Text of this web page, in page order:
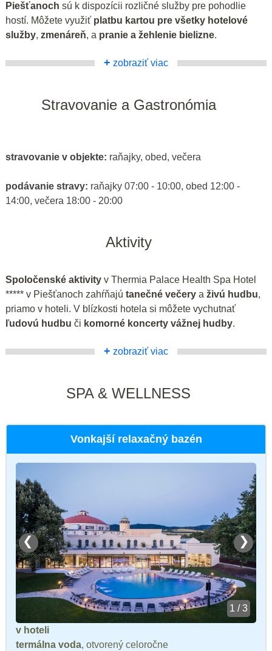
Piešťanoch sú k dispozícii rozličné služby pre pohodlie
hostí. Môžete využiť platbu kartou pre všetky hotelové
služby, zmenáreň, a pranie a žehlenie bielizne.
+ zobraziť viac
Stravovanie a Gastronómia
stravovanie v objekte: raňajky, obed, večera
podávanie stravy: raňajky 07:00 - 10:00, obed 12:00 -
14:00, večera 18:00 - 20:00
Aktivity
Spoločenské aktivity v Thermia Palace Health Spa Hotel
***** v Piešťanoch zahŕňajú tanečné večery a živú hudbu,
priamo v hoteli. V blízkosti hotela si môžete vychutnať
ľudovú hudbu či komorné koncerty vážnej hudby.
+ zobraziť viac
SPA & WELLNESS
Vonkajší relaxačný bazén
❮ ❯
1 / 3
v hoteli
termálna voda, otvorený celoročne